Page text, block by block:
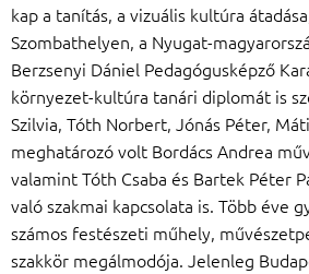
kap a tanítás, a vizuális kultúra
Szombathelyen, a Nyugat-
Berzsenyi Dániel Pedagógusképző
környezet-kultúra tanári diplomát is
Szilvia, Tóth Norbert, Jónás Péter,
meghatározó volt Bordács Andrea
valamint Tóth Csaba és Bartek Péter
való szakmai kapcsolata is. Több éve
számos festészeti műhely,
szakkör megálmodója. Jelenleg